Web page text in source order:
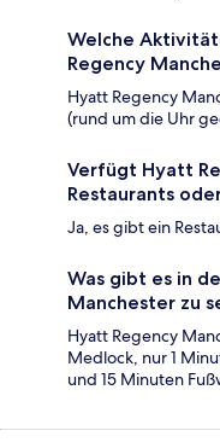
Welche
Regency
Hyatt Regency
(rund um die Uhr
Verfügt Hyatt
Restaurants
Ja, es gibt ein
Was gibt es in
Manchester zu
Hyatt Regency
Medlock, nur 1
und 15 Minuten